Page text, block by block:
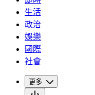
生活
政治
娛樂
國際
社會
更多